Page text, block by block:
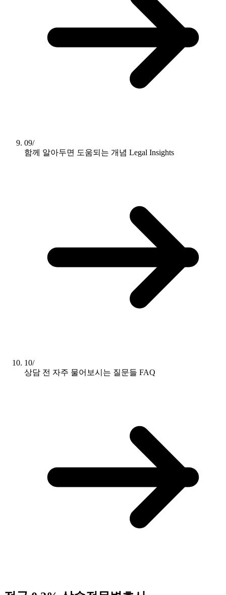
09/
함께 알아두면 도움되는 개념 Legal Insights
10/
상담 전 자주 물어보시는 질문들 FAQ